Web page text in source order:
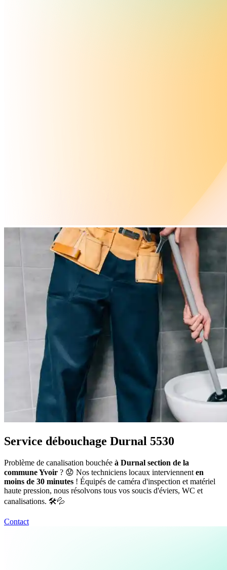
Service débouchage Durnal 5530
Problème de canalisation bouchée à Durnal section de la
commune Yvoir ? 😟 Nos techniciens locaux interviennent en
moins de 30 minutes ! Équipés de caméra d'inspection et matériel
haute pression, nous résolvons tous vos soucis d'éviers, WC et
canalisations. 🛠️💦
Contact